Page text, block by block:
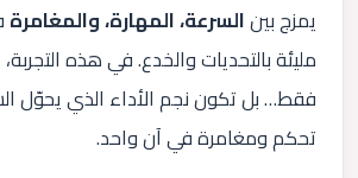
يمزج بينالسرعة، المهارة، والمغامرة
مليئة بالتحديات والخدع. في هذه
فقط… بل تكون نجم الأداء الذي يحوّل
تحكم ومغامرة في آن واحد.